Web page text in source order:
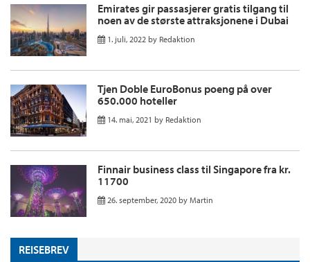
Emirates gir passasjerer gratis tilgang til
noen av de største attraksjonene i Dubai
1. juli, 2022 by Redaktion
Tjen Doble EuroBonus poeng på over
650.000 hoteller
14. mai, 2021 by Redaktion
Finnair business class til Singapore fra kr.
11700
26. september, 2020 by Martin
REISEBREV